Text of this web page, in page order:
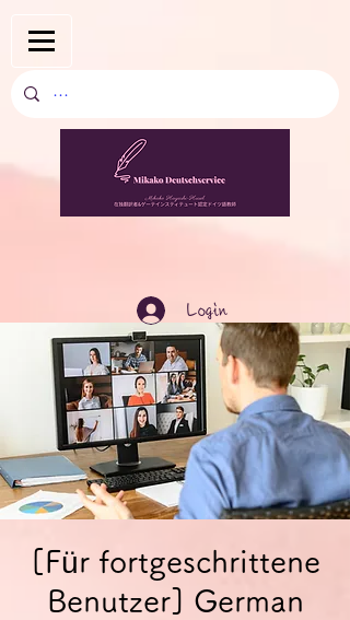
Login
[Für fortgeschrittene
Benutzer] German